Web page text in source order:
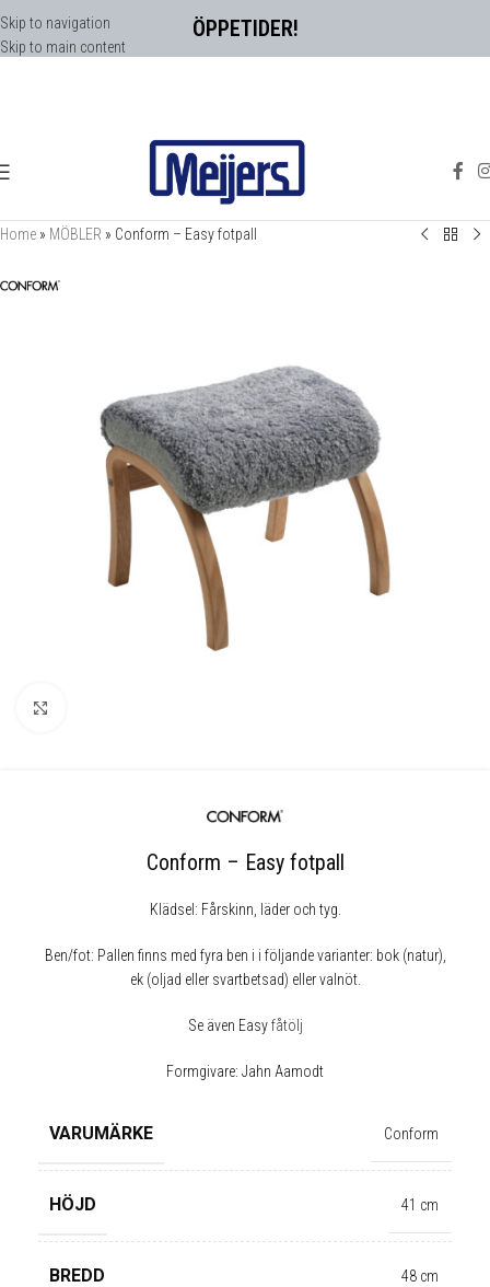
ÖPPETIDER!
Skip to navigation
Skip to main content
Home » MÖBLER » Conform – Easy fotpall
Conform – Easy fotpall
Klädsel: Fårskinn, läder och tyg.
Ben/fot: Pallen finns med fyra ben i i följande varianter: bok (natur),
ek (oljad eller svartbetsad) eller valnöt.
Se även Easyfåtölj
Formgivare: Jahn Aamodt
VARUMÄRKE Conform
HÖJD 41 cm
BREDD 48 cm